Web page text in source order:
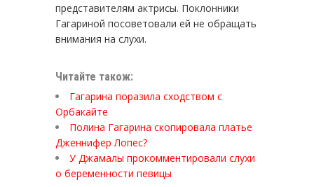
представителям актрисы. Поклонники
Гагариной посоветовали ей не обращать
внимания на слухи.
Читайте також:
Гагарина поразила сходством с
Орбакайте
Полина Гагарина скопировала платье
Дженнифер Лопес?
У Джамалы прокомментировали слухи
о беременности певицы